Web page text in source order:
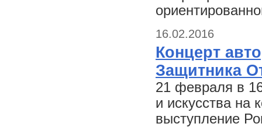
16.02.2016
Концерт
Защитника
21 февраля в
и искусства на
выступление